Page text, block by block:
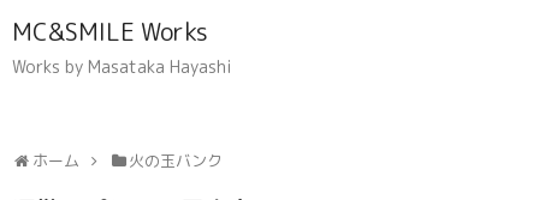
MC&SMILE Works
Works by Masataka Hayashi
ホーム 火の玉バンク